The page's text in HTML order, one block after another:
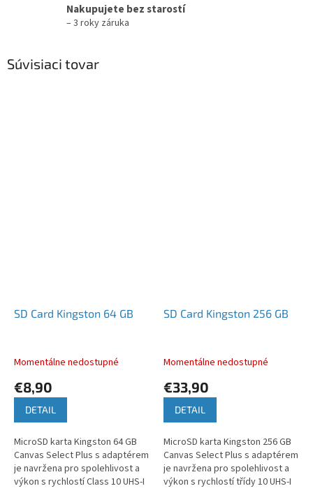
Nakupujete bez starostí
– 3 roky záruka
Súvisiaci tovar
SD Card Kingston 64 GB
Momentálne nedostupné
€8,90
DETAIL
MicroSD karta Kingston 64 GB
Canvas Select Plus s adaptérem
je navržena pro spolehlivost a
výkon s rychlostí Class 10 UHS-I
SD Card Kingston 256 GB
Momentálne nedostupné
€33,90
DETAIL
MicroSD karta Kingston 256 GB
Canvas Select Plus s adaptérem
je navržena pro spolehlivost a
výkon s rychlostí třídy 10 UHS-I